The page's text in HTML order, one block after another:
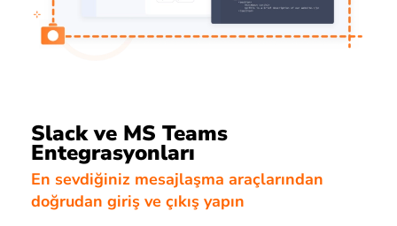
Slack ve MS Teams
Entegrasyonları
En sevdiğiniz mesajlaşma araçlarından
doğrudan giriş ve çıkış yapın